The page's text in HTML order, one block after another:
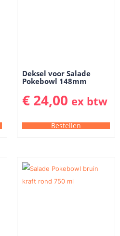
Deksel voor Salade
Pokebowl 148mm
€ 24,00 ex btw
Bestellen